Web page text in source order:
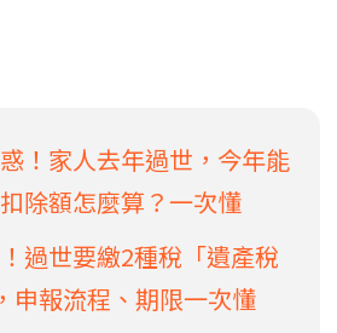
！家人去年過世，今年能
除額怎麼算？一次懂
過世要繳2種稅「遺產稅
申報流程、期限一次懂